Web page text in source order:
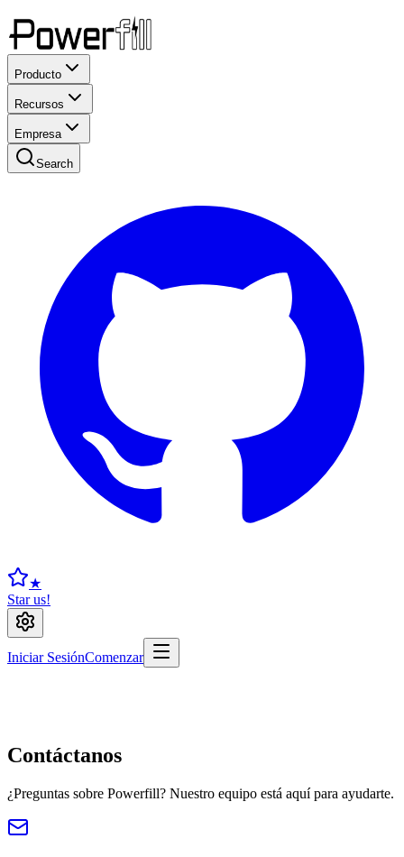
Producto
Recursos
Empresa
Search
★
Star us!
Iniciar SesiónComenzar
Contáctanos
¿Preguntas sobre Powerfill? Nuestro equipo está aquí para ayudarte.